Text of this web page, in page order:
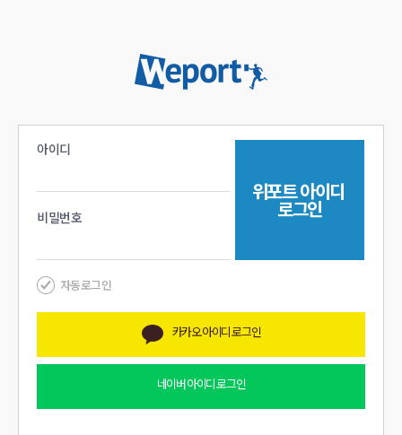
아이디
비밀번호
위포트아이디
로그인
자동로그인
카카오아이디 로그인
네이버아이디 로그인